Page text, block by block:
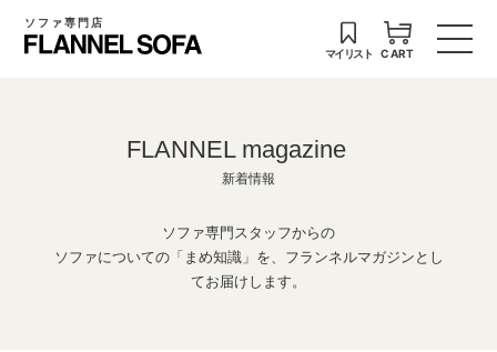
ソファ専門店
マイリスト CART
FLANNEL magazine
新着情報
ソファ専門スタッフからの
ソファについての「まめ知識」を、フランネルマガジンとし
てお届けします。